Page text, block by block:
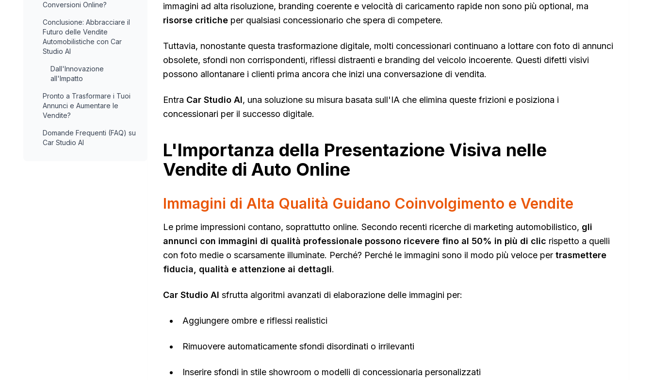
Conversioni Online?
Conclusione: Abbracciare il
Futuro delle Vendite
Automobilistiche con Car
Studio AI
Dall'Innovazione
all'Impatto
Pronto a Trasformare i Tuoi
Annunci e Aumentare le
Vendite?
Domande Frequenti (FAQ) su
Car Studio AI
immagini ad alta risoluzione, branding coerente e velocità di caricamento rapide non sono più optional, ma
risorse critiche per qualsiasi concessionario che spera di competere.
Tuttavia, nonostante questa trasformazione digitale, molti concessionari continuano a lottare con foto di annunci
obsolete, sfondi non corrispondenti, riflessi distraenti e branding del veicolo incoerente. Questi difetti visivi
possono allontanare i clienti prima ancora che inizi una conversazione di vendita.
Entra Car Studio AI, una soluzione su misura basata sull'IA che elimina queste frizioni e posiziona i
concessionari per il successo digitale.
L'Importanza della Presentazione Visiva nelle
Vendite di Auto Online
Immagini di Alta Qualità Guidano Coinvolgimento e Vendite
Le prime impressioni contano, soprattutto online. Secondo recenti ricerche di marketing automobilistico, gli
annunci con immagini di qualità professionale possono ricevere fino al 50% in più di clic rispetto a quelli
con foto medie o scarsamente illuminate. Perché? Perché le immagini sono il modo più veloce per trasmettere
fiducia, qualità e attenzione ai dettagli.
Car Studio AI sfrutta algoritmi avanzati di elaborazione delle immagini per:
Aggiungere ombre e riflessi realistici
Rimuovere automaticamente sfondi disordinati o irrilevanti
Inserire sfondi in stile showroom o modelli di concessionaria personalizzati